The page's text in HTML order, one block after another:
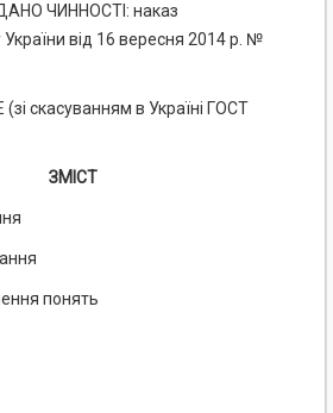
ЧИННОСТІ: наказ
від 16 вересня 2014 р. №
скасуванням в Україні ГОСТ
ЗМІСТ
понять